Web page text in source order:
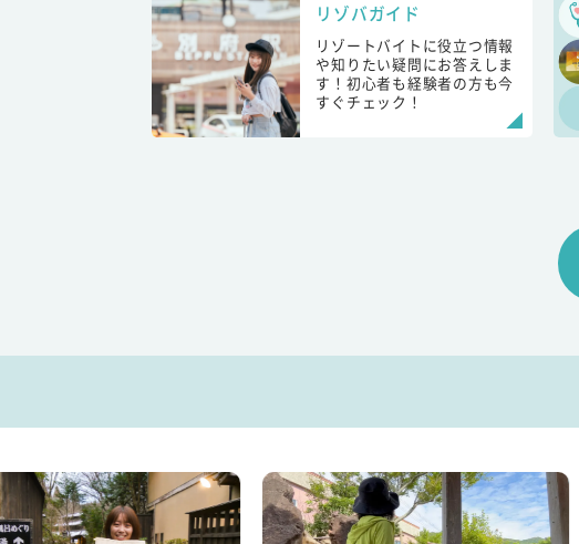
リゾバガイド
リゾートバイトに役立つ情報
や知りたい疑問にお答えしま
す！初心者も経験者の方も今
すぐチェック！